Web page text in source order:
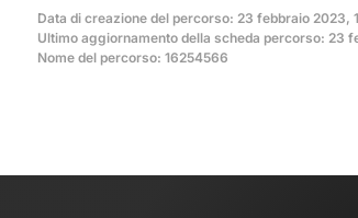
Data di creazione del percorso: 23 febbraio 2023,
Ultimo aggiornamento della scheda percorso: 23
Nome del percorso: 16254566